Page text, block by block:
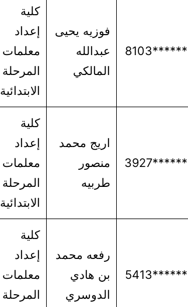
******8103
فوزيه يحيى
عبدالله
المالكي
كلية
إعداد
معلمات
المرحلة
الابتدائية
******3927
اريج محمد
منصور
طربيه
كلية
إعداد
معلمات
المرحلة
الابتدائية
******5413
رفعه محمد
بن هادي
الدوسري
كلية
إعداد
معلمات
المرحلة